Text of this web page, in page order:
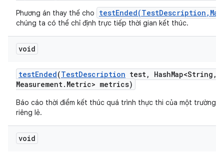
Phương án thay thế cho
chúng ta có thể chỉ định trực tiếp thời gian kết thúc.
void
testEnded(TestDescription test, HashMap<String ,
Measurement. Metric> metrics)
Báo cáo thời điểm kết thúc quá trình thực thi của một trường
riêng lẻ.
void